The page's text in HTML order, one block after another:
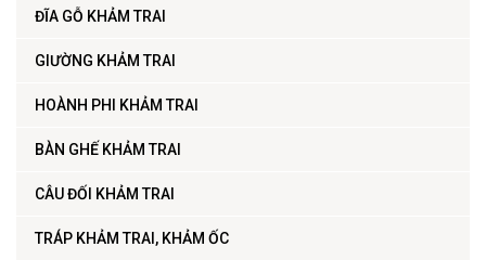
ĐĨA GỖ KHẢM TRAI
GIƯỜNG KHẢM TRAI
HOÀNH PHI KHẢM TRAI
BÀN GHẾ KHẢM TRAI
CÂU ĐỐI KHẢM TRAI
TRÁP KHẢM TRAI, KHẢM ỐC